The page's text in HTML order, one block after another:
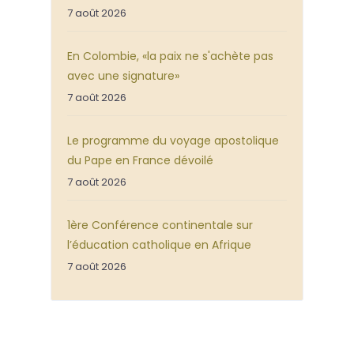
7 août 2026
En Colombie, «la paix ne s'achète pas
avec une signature»
7 août 2026
Le programme du voyage apostolique
du Pape en France dévoilé
7 août 2026
1ère Conférence continentale sur
l’éducation catholique en Afrique
7 août 2026